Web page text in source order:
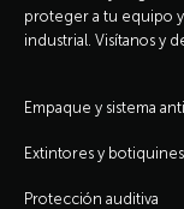
proteger a tu equipo
industrial. Visítanos y
Empaque y sistema
Extintores y botiquines
Protección auditiva